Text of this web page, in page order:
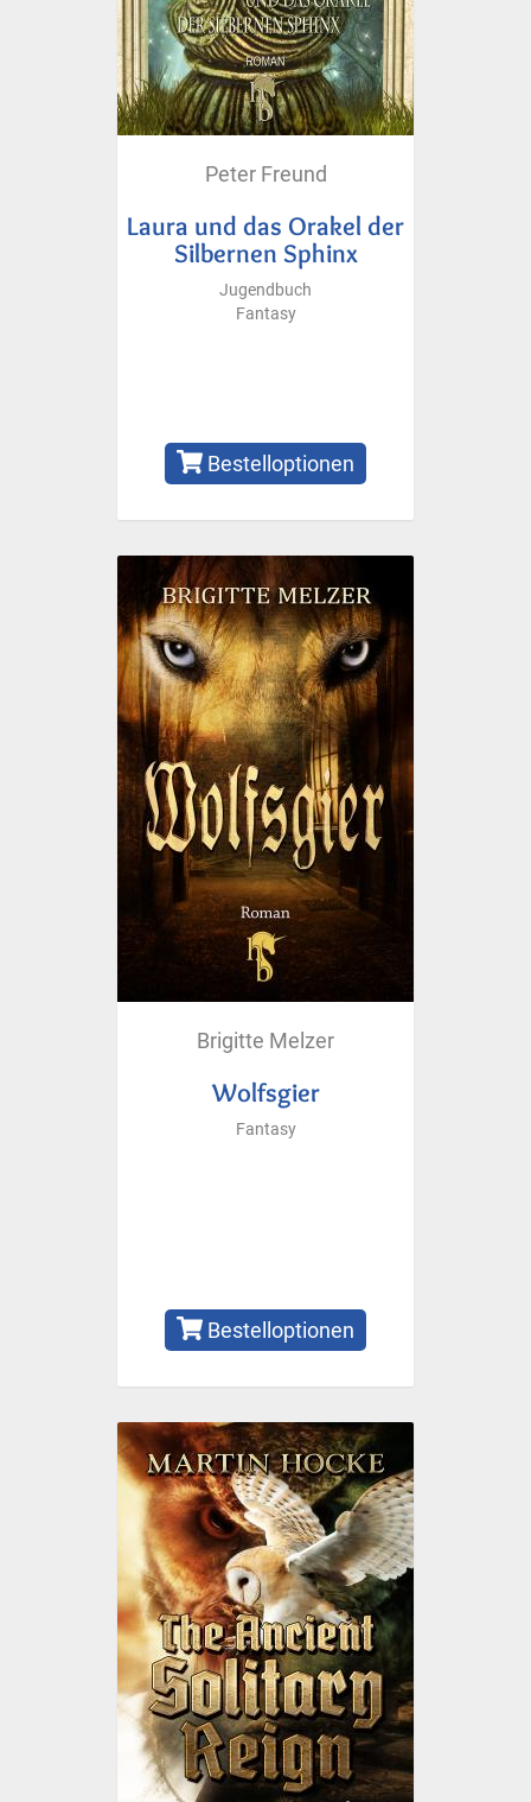
Peter Freund
Laura und das Orakel der
Silbernen Sphinx
Jugendbuch
Fantasy
Bestelloptionen
Brigitte Melzer
Wolfsgier
Fantasy
Bestelloptionen